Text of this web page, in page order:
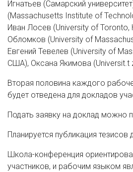
Игнатьев (Самарский
(Massachusetts Institute of
Иван Лосев (University of Toronto,
Обломков (University of
Евгений Тевелев (University of
США), Оксана Якимова (Universit.t
Вторая половина каждого
будет отведена для докладов
Подать заявку на доклад можно
Планируется публикация тезисов
Школа-конференция
участников, и рабочим языком